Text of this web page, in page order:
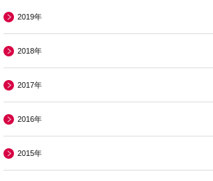
2019年
2018年
2017年
2016年
2015年